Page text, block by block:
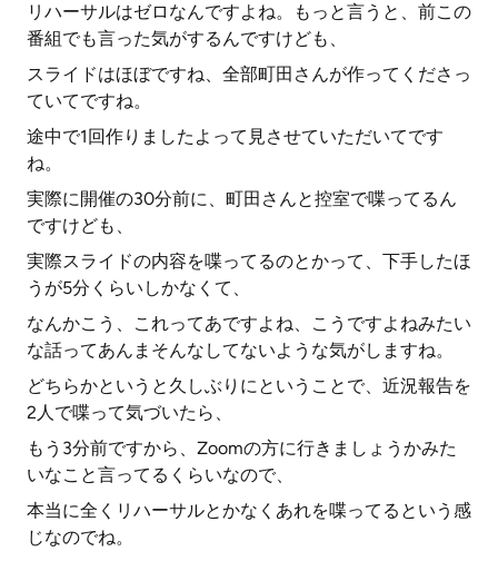
リハーサルはゼロなんですよね。もっと言うと、前この
番組でも言った気がするんですけども、
スライドはほぼですね、全部町田さんが作ってくださっ
ていてですね。
途中で1回作りましたよって見させていただいてです
ね。
実際に開催の30分前に、町田さんと控室で喋ってるん
ですけども、
実際スライドの内容を喋ってるのとかって、下手したほ
うが5分くらいしかなくて、
なんかこう、これってあですよね、こうですよねみたい
な話ってあんまそんなしてないような気がしますね。
どちらかというと久しぶりにということで、近況報告を
2人で喋って気づいたら、
もう3分前ですから、Zoomの方に行きましょうかみた
いなこと言ってるくらいなので、
本当に全くリハーサルとかなくあれを喋ってるという感
じなのでね。